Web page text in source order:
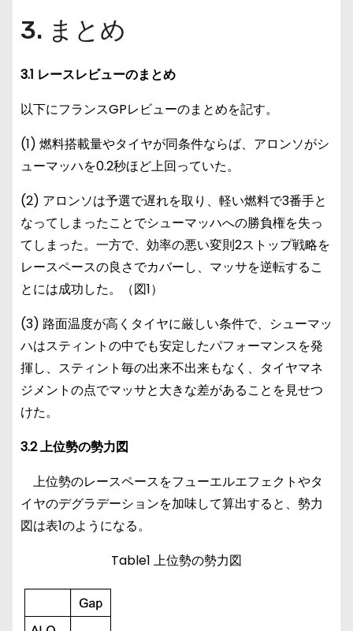
3. まとめ
3.1 レースレビューのまとめ
以下にフランスGPレビューのまとめを記す。
(1) 燃料搭載量やタイヤが同条件ならば、アロンソがシ
ューマッハを0.2秒ほど上回っていた。
(2) アロンソは予選で遅れを取り、軽い燃料で3番手と
なってしまったことでシューマッハへの勝負権を失っ
てしまった。一方で、効率の悪い変則2ストップ戦略を
レースペースの良さでカバーし、マッサを逆転するこ
とには成功した。（図1）
(3) 路面温度が高くタイヤに厳しい条件で、シューマッ
ハはスティントの中でも安定したパフォーマンスを発
揮し、スティント毎の出来不出来もなく、タイヤマネ
ジメントの点でマッサと大きな差があることを見せつ
けた。
3.2 上位勢の勢力図
上位勢のレースペースをフューエルエフェクトやタ
イヤのデグラデーションを加味して算出すると、勢力
図は表1のようになる。
Table1 上位勢の勢力図